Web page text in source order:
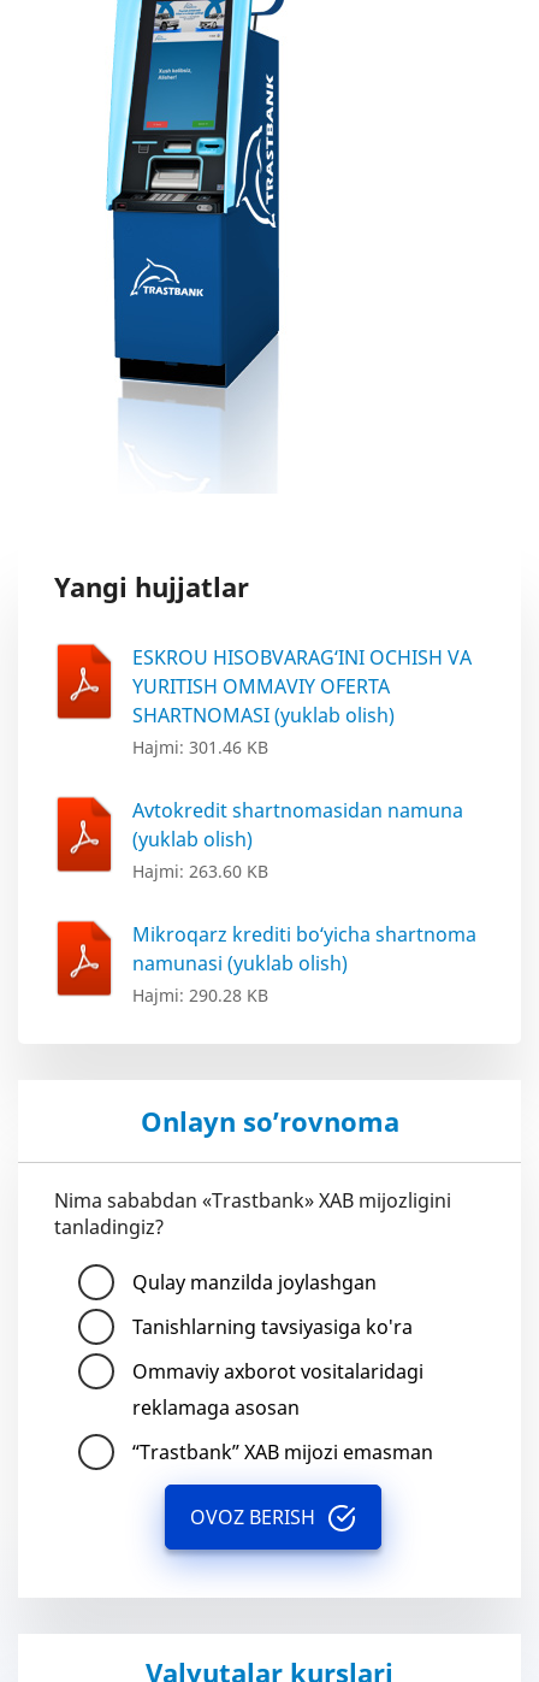
Yangi hujjatlar
ESKROU HISOBVARAG‘INI OCHISH VA
YURITISH OMMAVIY OFERTA
SHARTNOMASI (yuklab olish)
Hajmi: 301.46 KB
Avtokredit shartnomasidan namuna
(yuklab olish)
Hajmi: 263.60 KB
Mikroqarz krediti bo‘yicha shartnoma
namunasi (yuklab olish)
Hajmi: 290.28 KB
Onlayn so’rovnoma
Nima sababdan «Trastbank» XAB mijozligini
tanladingiz?
Qulay manzilda joylashgan
Tanishlarning tavsiyasiga ko'ra
Ommaviy axborot vositalaridagi
reklamaga asosan
“Trastbank” XAB mijozi emasman
OVOZ BERISH
Valyutalar kurslari